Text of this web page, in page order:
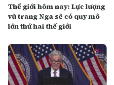
Thế giới hôm nay: Lực lượng
vũ trang Nga sẽ có quy mô
lớn thứ hai thế giới